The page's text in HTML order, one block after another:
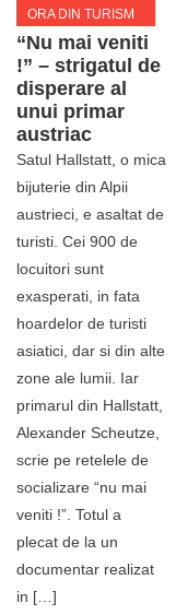
ORA DIN TURISM
“Nu mai veniti
!” – strigatul de
disperare al
unui primar
austriac
Satul Hallstatt, o mica
bijuterie din Alpii
austrieci, e asaltat de
turisti. Cei 900 de
locuitori sunt
exasperati, in fata
hoardelor de turisti
asiatici, dar si din alte
zone ale lumii. Iar
primarul din Hallstatt,
Alexander Scheutze,
scrie pe retelele de
socializare “nu mai
veniti !”. Totul a
plecat de la un
documentar realizat
in […]